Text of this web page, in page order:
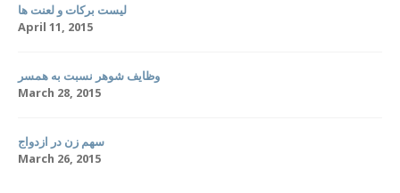
لیست برکات و لعنت ها
April 11, 2015
وظایف شوهر نسبت به همسر
March 28, 2015
سهم زن در ازدواج
March 26, 2015